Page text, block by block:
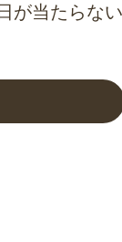
が当たらな